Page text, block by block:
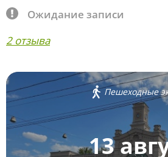
Ожидание записи
2 отзыва
Пешеходные
13